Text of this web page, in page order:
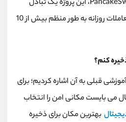
مانند PancakeSwap، این پروژه یک تبادل
غیرمتمرکز است که حجم معاملات روزانه به طور منظم بیش از 10
قبلی به آن اشاره کردیم؛ برای
می بایست مکانی امن را انتخاب
بهترین مکان برای ذخیره
021-22021040
90001030
@alirezamehrabi_official